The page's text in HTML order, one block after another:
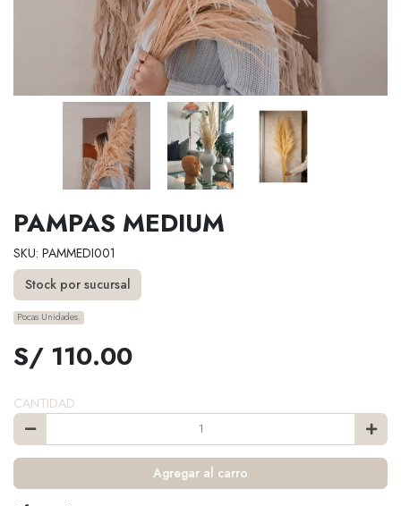
PAMPAS MEDIUM
SKU: PAMMEDI001
Stock por sucursal
Pocas Unidades.
S/ 110.00
CANTIDAD
Agregar al carro